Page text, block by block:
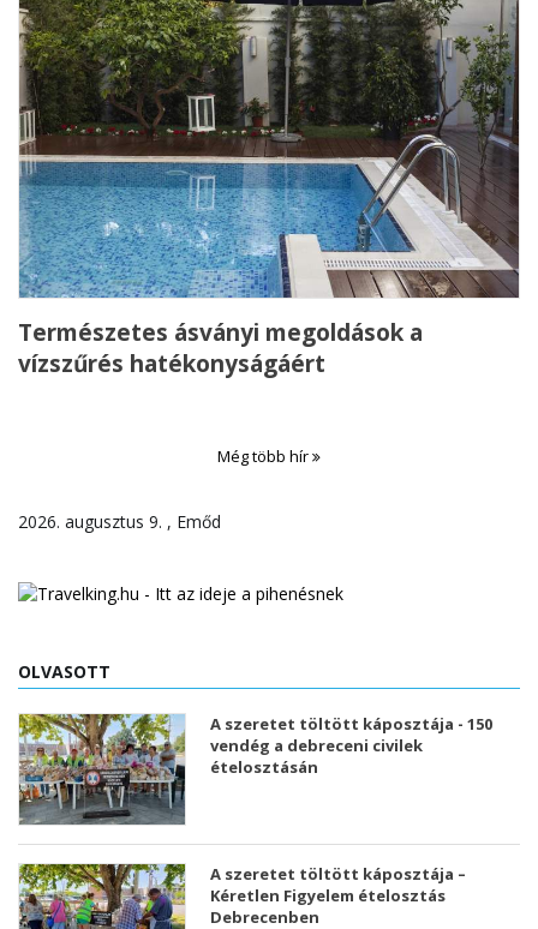
Természetes ásványi megoldások a
vízszűrés hatékonyságáért
Még több hír
2026. augusztus 9. , Emőd
OLVASOTT
A szeretet töltött káposztája - 150
vendég a debreceni civilek
ételosztásán
A szeretet töltött káposztája –
Kéretlen Figyelem ételosztás
Debrecenben